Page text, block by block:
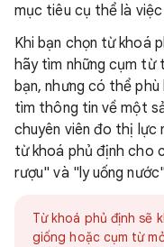
mục tiêu cụ thể là
Khi bạn chọn từ khoá
hãy tìm những cụm từ
bạn, nhưng có thể phù
tìm thông tin về một
chuyên viên đo thị lực
từ khoá phủ định cho
rượu" và "ly uống
Từ khoá phủ định sẽ
giống hoặc cụm từ